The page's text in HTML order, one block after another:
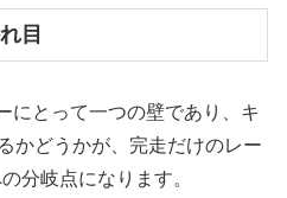
目
にとって一つの壁であり、キ
かどうかが、完走だけのレー
分岐点になります。